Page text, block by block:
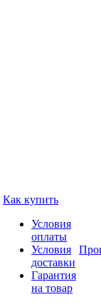
Как купить
Условия
оплаты
Условия
доставки
Гарантия
на товар